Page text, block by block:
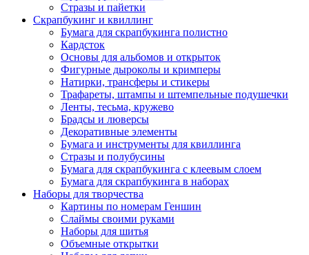
Стразы и пайетки
Скрапбукинг и квиллинг
Бумага для скрапбукинга полистно
Кардсток
Основы для альбомов и открыток
Фигурные дыроколы и кримперы
Натирки, трансферы и стикеры
Трафареты, штампы и штемпельные подушечки
Ленты, тесьма, кружево
Брадсы и люверсы
Декоративные элементы
Бумага и инструменты для квиллинга
Стразы и полубусины
Бумага для скрапбукинга с клеевым слоем
Бумага для скрапбукинга в наборах
Наборы для творчества
Картины по номерам Геншин
Слаймы своими руками
Наборы для шитья
Объемные открытки